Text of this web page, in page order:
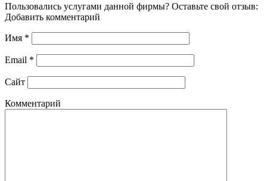
Пользовались услугами данной фирмы? Оставьте свой отзыв:
Добавить комментарий
Имя *
Email *
Сайт
Комментарий